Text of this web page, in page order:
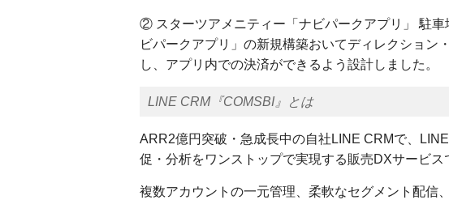
② スターツアメニティー「ナビパークアプリ」 駐
ビパークアプリ」の新規構築おいてディレクション
し、アプリ内での決済ができるよう設計しました。
LINE CRM『COMSBI』とは
ARR2億円突破・急成長中の自社LINE CRMで、
促・分析をワンストップで実現する販売DXサービス
複数アカウントの一元管理、柔軟なセグメント配信